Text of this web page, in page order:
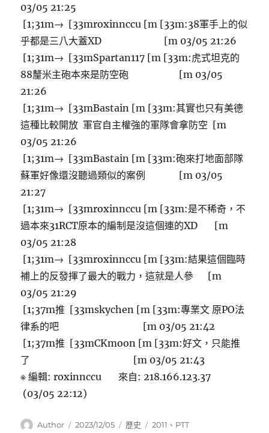
03/05 21:25
[1;31m→ [33mroxinnccu [m [33m:38軍手上的似
乎都是三八大蓋XD [m 03/05 21:26
[1;31m→ [33mSpartan117 [m [33m:虎式坦克的
88釐米主砲本來是防空砲 [m 03/05
21:26
[1;31m→ [33mBastain [m [33m:其實也只有美德
這種比較開放 軍官自主權強的軍隊會拿防空 [m
03/05 21:26
[1;31m→ [33mBastain [m [33m:砲來打地面部隊
蘇軍好像還沒聽過類似的案例 [m 03/05
21:27
[1;31m→ [33mroxinnccu [m [33m:是不稀奇，不
過本來31RCT原本的編制是沒這個連的XD [m
03/05 21:28
[1;31m→ [33mroxinnccu [m [33m:結果這個臨時
補上的反發揮了最大的戰力，這就是人參 [m
03/05 21:29
[1;37m推 [33mskychen [m [33m:專業文 原PO法
律系的吧 [m 03/05 21:42
[1;37m推 [33mCKmoon [m [33m:好文，只能推
了 [m 03/05 21:43
※ 編輯: roxinnccu 來自: 218.166.123.37
(03/05 22:12)
作
Author
發
2023/12/05
分
歷史
標
2011 、 PTT